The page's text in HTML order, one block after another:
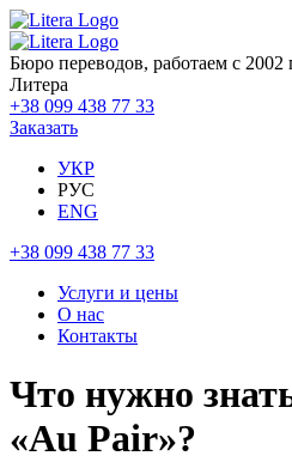
Бюро переводов, работаем с 2002
Литера
+38 099 438 77 33
Заказать
УКР
РУС
ENG
+38 099 438 77 33
Услуги и цены
О нас
Контакты
Что нужно
«Au Pair»?